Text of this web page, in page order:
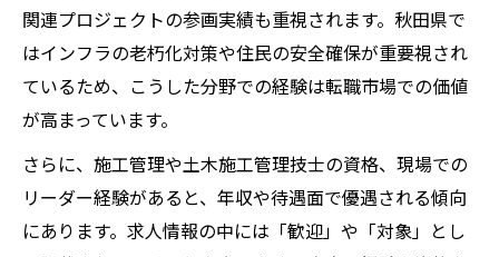
関連プロジェクトの参画実績も重視されます。秋田県で
はインフラの老朽化対策や住民の安全確保が重要視され
ているため、こうした分野での経験は転職市場での価値
が高まっています。
さらに、施工管理や土木施工管理技士の資格、現場での
リーダー経験があると、年収や待遇面で優遇される傾向
にあります。求人情報の中には「歓迎」や「対象」とし